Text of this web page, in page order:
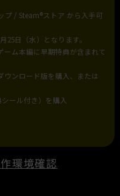
/ Steam®ストア から入手可
25日（水）となります。
ム本編に早期特典が含まれて
ウンロード版を購入、または
ール付き）を購入
環境確認